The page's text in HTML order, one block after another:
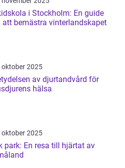
i Stockholm: En guide
att bemästra vinterlandskapet
oktober 2025
av djurtandvård för
hälsa
oktober 2025
park: En resa till hjärtat av